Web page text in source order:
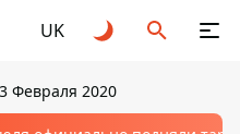
UK
Февраля 2020